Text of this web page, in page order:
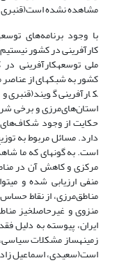
مشاهده نشده است(قنبری،
با وجود برنامه‌های
کارآفرینی در کشور
ملی توسعه­کارآفرینی
استان‌های‌مرزی و برخی
حکایت از وجود
دارد. مسائل مربوط به
است. به گونه­ای که ما
مرکزی و کاهش آن در
منفی ارزیابی شده و
مناطق‌مرزی، از نقاط
منزوی و غیر­حاصلخیز
ایران، پیوسته به دلیل
زمینه­ساز مشکلات
است(سعیدی، اسماعیل زاده و